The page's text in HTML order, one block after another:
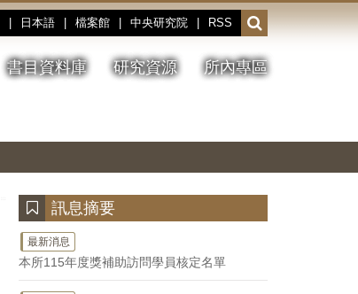
日本語 檔案館 中央研究院 RSS
開
啟
或
收
書目資料庫 研究資源 所內專區
停、
圖
圖
結
訊息摘要
最新消息
本所115年度獎補助訪問學員核定名單